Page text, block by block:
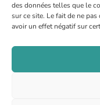
des données telles que le
sur ce site. Le fait de ne
avoir un effet négatif sur
6 rue Jean Ingres
Secrétariat : 07 66